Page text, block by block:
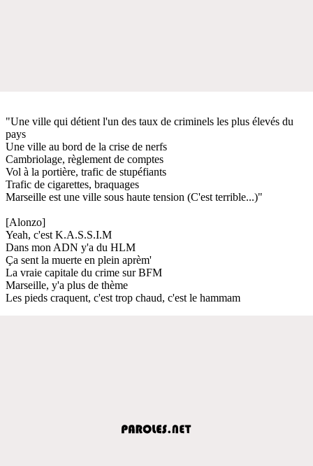
"Une ville qui détient l'un des taux de criminels les plus élevés du
pays
Une ville au bord de la crise de nerfs
Cambriolage, règlement de comptes
Vol à la portière, trafic de stupéfiants
Trafic de cigarettes, braquages
Marseille est une ville sous haute tension (C'est terrible...)"
[Alonzo]
Yeah, c'est K.A.S.S.I.M
Dans mon ADN y'a du HLM
Ça sent la muerte en plein aprèm'
La vraie capitale du crime sur BFM
Marseille, y'a plus de thème
Les pieds craquent, c'est trop chaud, c'est le hammam